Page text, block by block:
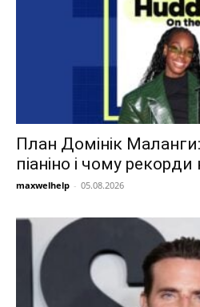
План Домінік Маланги:
піаніно і чому
maxwelhelp - 05.08.2026